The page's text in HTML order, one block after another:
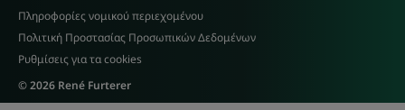
Πληροφορίες νομικού περιεχομένου
Πολιτική Προστασίας Προσωπικών Δεδομένων
Ρυθμίσεις για τα cookies
© 2026 René Furterer